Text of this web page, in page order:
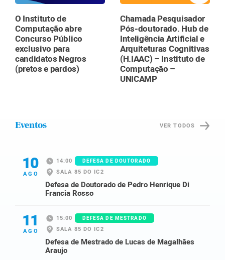
O Instituto de
Computação abre
Concurso Público
exclusivo para
candidatos Negros
(pretos e pardos)
Chamada Pesquisador
Pós-doutorado. Hub de
Inteligência Artificial e
Arquiteturas Cognitivas
(H.IAAC) – Instituto de
Computação –
UNICAMP
Eventos VER TODOS
10
AGO
14:00 DEFESA DE DOUTORADO
SALA 85 DO IC2
Defesa de Doutorado de Pedro Henrique Di
Francia Rosso
11
AGO
15:00 DEFESA DE MESTRADO
SALA 85 DO IC2
Defesa de Mestrado de Lucas de Magalhães
Araujo